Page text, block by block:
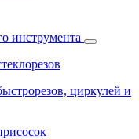
инструмента
циркулей и